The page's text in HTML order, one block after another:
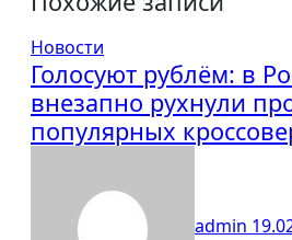
Новости
Голосуют рублём: в
внезапно рухнули
популярных
admin